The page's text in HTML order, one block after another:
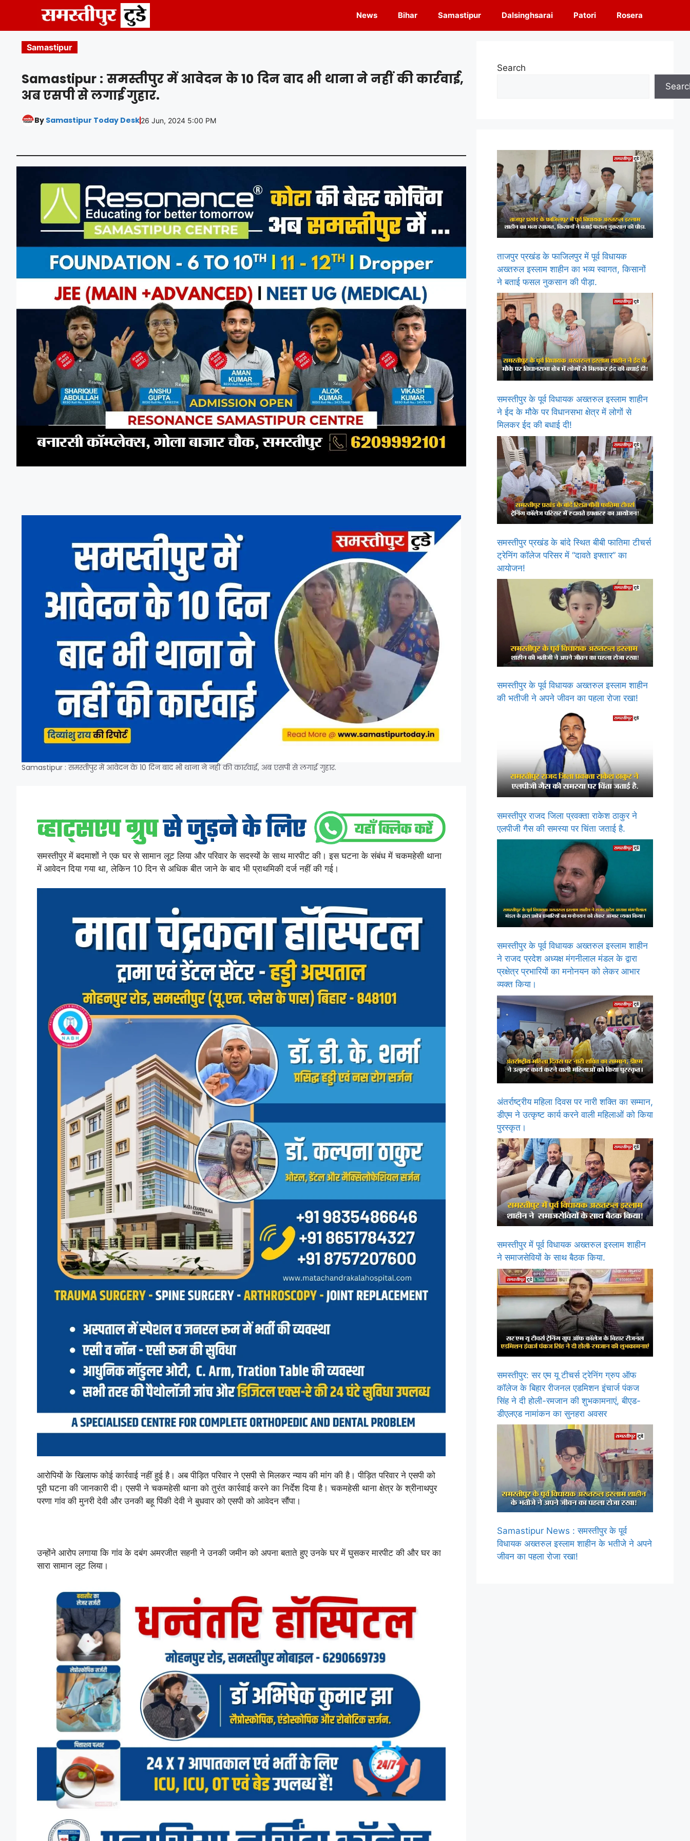
content
News Bihar Samastipur Dalsinghsarai Patori Rosera
Samastipur
Samastipur : समस्तीपुर में आवेदन के 10 दिन बाद भी थाना ने नहीं की कार्रवाई,
अब एसपी से लगाई गुहार.
By Samastipur Today Desk26 Jun, 2024 5:00 PM
Samastipur : समस्तीपुर में आवेदन के 10 दिन बाद भी थाना ने नहीं की कार्रवाई, अब एसपी से लगाई गुहार.
समस्तीपुर में बदमाशों ने एक घर से सामान लूट लिया और परिवार के सदस्यों के साथ मारपीट की। इस घटना के संबंध में चकमहेसी थाना
में आवेदन दिया गया था, लेकिन 10 दिन से अधिक बीत जाने के बाद भी प्राथमिकी दर्ज नहीं की गई।
आरोपियों के खिलाफ कोई कार्रवाई नहीं हुई है। अब पीड़ित परिवार ने एसपी से मिलकर न्याय की मांग की है। पीड़ित परिवार ने एसपी को
पूरी घटना की जानकारी दी। एसपी ने चकमहेसी थाना को तुरंत कार्रवाई करने का निर्देश दिया है। चकमहेसी थाना क्षेत्र के श्रीनाथपुर
परणा गांव की मुनरी देवी और उनकी बहू पिंकी देवी ने बुधवार को एसपी को आवेदन सौंपा।
उन्होंने आरोप लगाया कि गांव के दबंग अमरजीत सहनी ने उनकी जमीन को अपना बताते हुए उनके घर में घुसकर मारपीट की और घर का
सारा सामान लूट लिया।
Search
ताजपुर प्रखंड के फाजिलपुर में पूर्व विधायक
अख्तरुल इस्लाम शाहीन का भव्य स्वागत, किसानों
ने बताई फसल नुकसान की पीड़ा.
समस्तीपुर के पूर्व विधायक अख्तरुल इस्लाम शाहीन
ने ईद के मौके पर विधानसभा क्षेत्र में लोगों से
मिलकर ईद की बधाई दी!
समस्तीपुर प्रखंड के बांदे स्थित बीबी फातिमा टीचर्स
ट्रेनिंग कॉलेज परिसर में “दावते इफ्तार” का
आयोजन!
समस्तीपुर के पूर्व विधायक अख्तरुल इस्लाम शाहीन
की भतीजी ने अपने जीवन का पहला रोजा रखा!
समस्तीपुर राजद जिला प्रवक्ता राकेश ठाकुर ने
एलपीजी गैस की समस्या पर चिंता जताई है.
समस्तीपुर के पूर्व विधायक अख्तरुल इस्लाम शाहीन
ने राजद प्रदेश अध्यक्ष मंगनीलाल मंडल के द्वारा
प्रक्षेत्र प्रभारियों का मनोनयन को लेकर आभार
व्यक्त किया।
अंतर्राष्ट्रीय महिला दिवस पर नारी शक्ति का सम्मान,
डीएम ने उत्कृष्ट कार्य करने वाली महिलाओं को किया
पुरस्कृत।
समस्तीपुर में पूर्व विधायक अख्तरुल इस्लाम शाहीन
ने समाजसेवियों के साथ बैठक किया.
समस्तीपुर: सर एम यू टीचर्स ट्रेनिंग ग्रुप ऑफ
कॉलेज के बिहार रीजनल एडमिशन इंचार्ज पंकज
सिंह ने दी होली-रमजान की शुभकामनाएं, बीएड-
डीएलएड नामांकन का सुनहरा अवसर
Samastipur News : समस्तीपुर के पूर्व
विधायक अख्तरुल इस्लाम शाहीन के भतीजे ने अपने
जीवन का पहला रोजा रखा!